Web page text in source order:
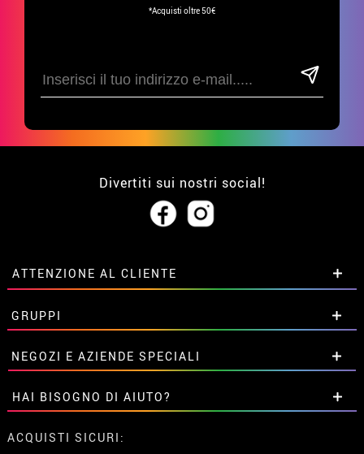
*Acquisti oltre 50€
Divertiti sui nostri social!
ATTENZIONE AL CLIENTE
• Su di noi
• Condizioni di vendita
• Avviso legale privacy
• Attenzione al cliente
• Utilizzo dei cookies
•Impostazioni dei cookie
GRUPPI
Sconti speciali per gruppi.
Contattaci qui
NEGOZI E AZIENDE SPECIALI
Sconti speciali per gruppi.
Contattaci qui
HAI BISOGNO DI AIUTO?
Non ho ancora fatto l'ordine
ACQUISTI SICURI: